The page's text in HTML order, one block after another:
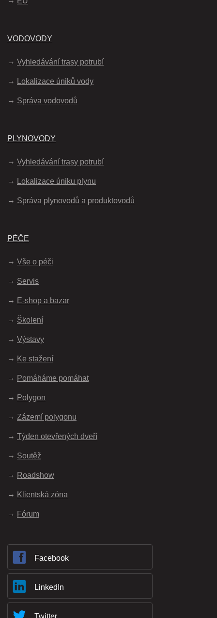
VODOVODY
Vyhledávání trasy potrubí
Lokalizace úniků vody
Správa vodovodů
PLYNOVODY
Vyhledávání trasy potrubí
Lokalizace úniku plynu
Správa plynovodů a produktovodů
PÉČE
Vše o péči
Servis
E-shop a bazar
Školení
Výstavy
Ke stažení
Pomáháme pomáhat
Polygon
Zázemí polygonu
Týden otevřených dveří
Soutěž
Roadshow
Klientská zóna
Fórum
Facebook
LinkedIn